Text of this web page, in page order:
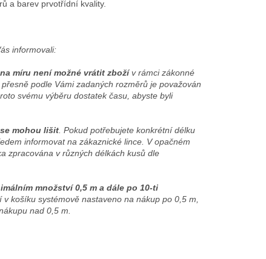
a barev prvotřídní kvality.
informovali:
míru není možné vrátit zbožív rámci zákonné
podle Vámi zadaných rozměrů je považován
svému výběru dostatek času, abyste byli
mohou lišit. Pokud potřebujete konkrétní délku
informovat na zákaznické lince. V opačném
zpracována v různých délkách kusů dle
množství 0,5 m a dále po 10-ti
v košíku systémově nastaveno na nákup po 0,5 m,
nad 0,5 m.